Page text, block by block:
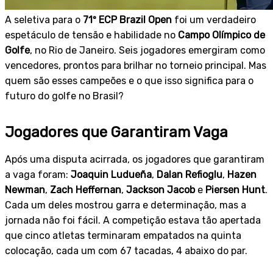
A seletiva para o 71º ECP Brazil Open foi um verdadeiro
espetáculo de tensão e habilidade no Campo Olímpico de
Golfe, no Rio de Janeiro. Seis jogadores emergiram como
vencedores, prontos para brilhar no torneio principal. Mas
quem são esses campeões e o que isso significa para o
futuro do golfe no Brasil?
Jogadores que Garantiram Vaga
Após uma disputa acirrada, os jogadores que garantiram
a vaga foram: Joaquin Ludueña, Dalan Refioglu, Hazen
Newman, Zach Heffernan, Jackson Jacobe Piersen Hunt.
Cada um deles mostrou garra e determinação, mas a
jornada não foi fácil. A competição estava tão apertada
que cinco atletas terminaram empatados na quinta
colocação, cada um com 67 tacadas, 4 abaixo do par.